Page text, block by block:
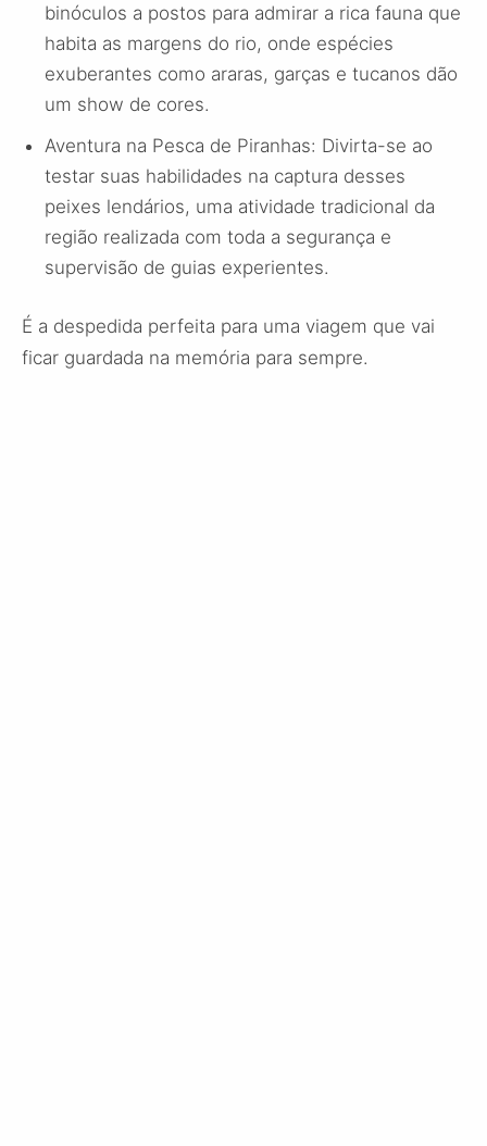
binóculos a postos para admirar a rica fauna que
habita as margens do rio, onde espécies
exuberantes como araras, garças e tucanos dão
um show de cores.
Aventura na Pesca de Piranhas: Divirta-se ao
testar suas habilidades na captura desses
peixes lendários, uma atividade tradicional da
região realizada com toda a segurança e
supervisão de guias experientes.
É a despedida perfeita para uma viagem que vai
ficar guardada na memória para sempre.